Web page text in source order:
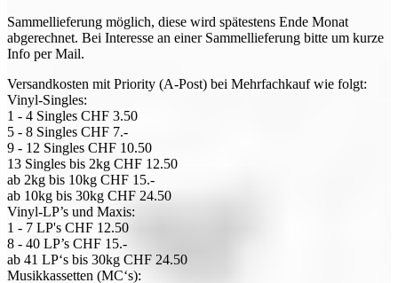
Sammellieferung möglich, diese wird spätestens Ende Monat
abgerechnet. Bei Interesse an einer Sammellieferung bitte um kurze
Info per Mail.
Versandkosten mit Priority (A-Post) bei Mehrfachkauf wie folgt:
Vinyl-Singles:
1 - 4 Singles CHF 3.50
5 - 8 Singles CHF 7.-
9 - 12 Singles CHF 10.50
13 Singles bis 2kg CHF 12.50
ab 2kg bis 10kg CHF 15.-
ab 10kg bis 30kg CHF 24.50
Vinyl-LP’s und Maxis:
1 - 7 LP's CHF 12.50
8 - 40 LP’s CHF 15.-
ab 41 LP‘s bis 30kg CHF 24.50
Musikkassetten (MC‘s):